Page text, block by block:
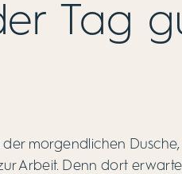
Tag
morgendlichen
Arbeit. Denn dort